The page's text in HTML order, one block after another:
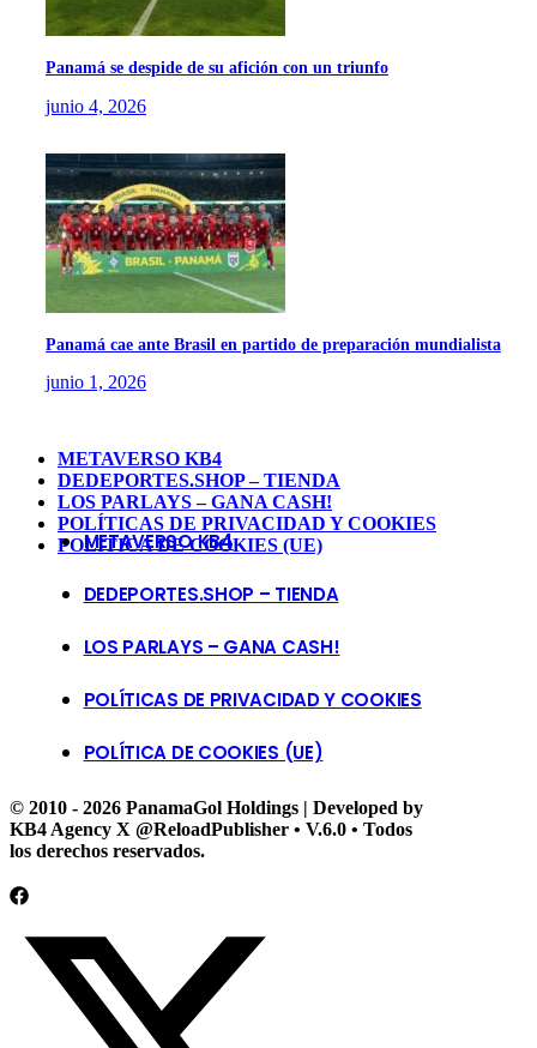
Panamá se despide de su afición con un triunfo
junio 4, 2026
Panamá cae ante Brasil en partido de preparación mundialista
junio 1, 2026
METAVERSO KB4
DEDEPORTES.SHOP – TIENDA
LOS PARLAYS – GANA CASH!
POLÍTICAS DE PRIVACIDAD Y COOKIES
POLÍTICA DE COOKIES (UE)
METAVERSO KB4
DEDEPORTES.SHOP – TIENDA
LOS PARLAYS – GANA CASH!
POLÍTICAS DE PRIVACIDAD Y COOKIES
POLÍTICA DE COOKIES (UE)
© 2010 - 2026 PanamaGol Holdings | Developed by
KB4 Agency X @ReloadPublisher • V.6.0 • Todos
los derechos reservados.